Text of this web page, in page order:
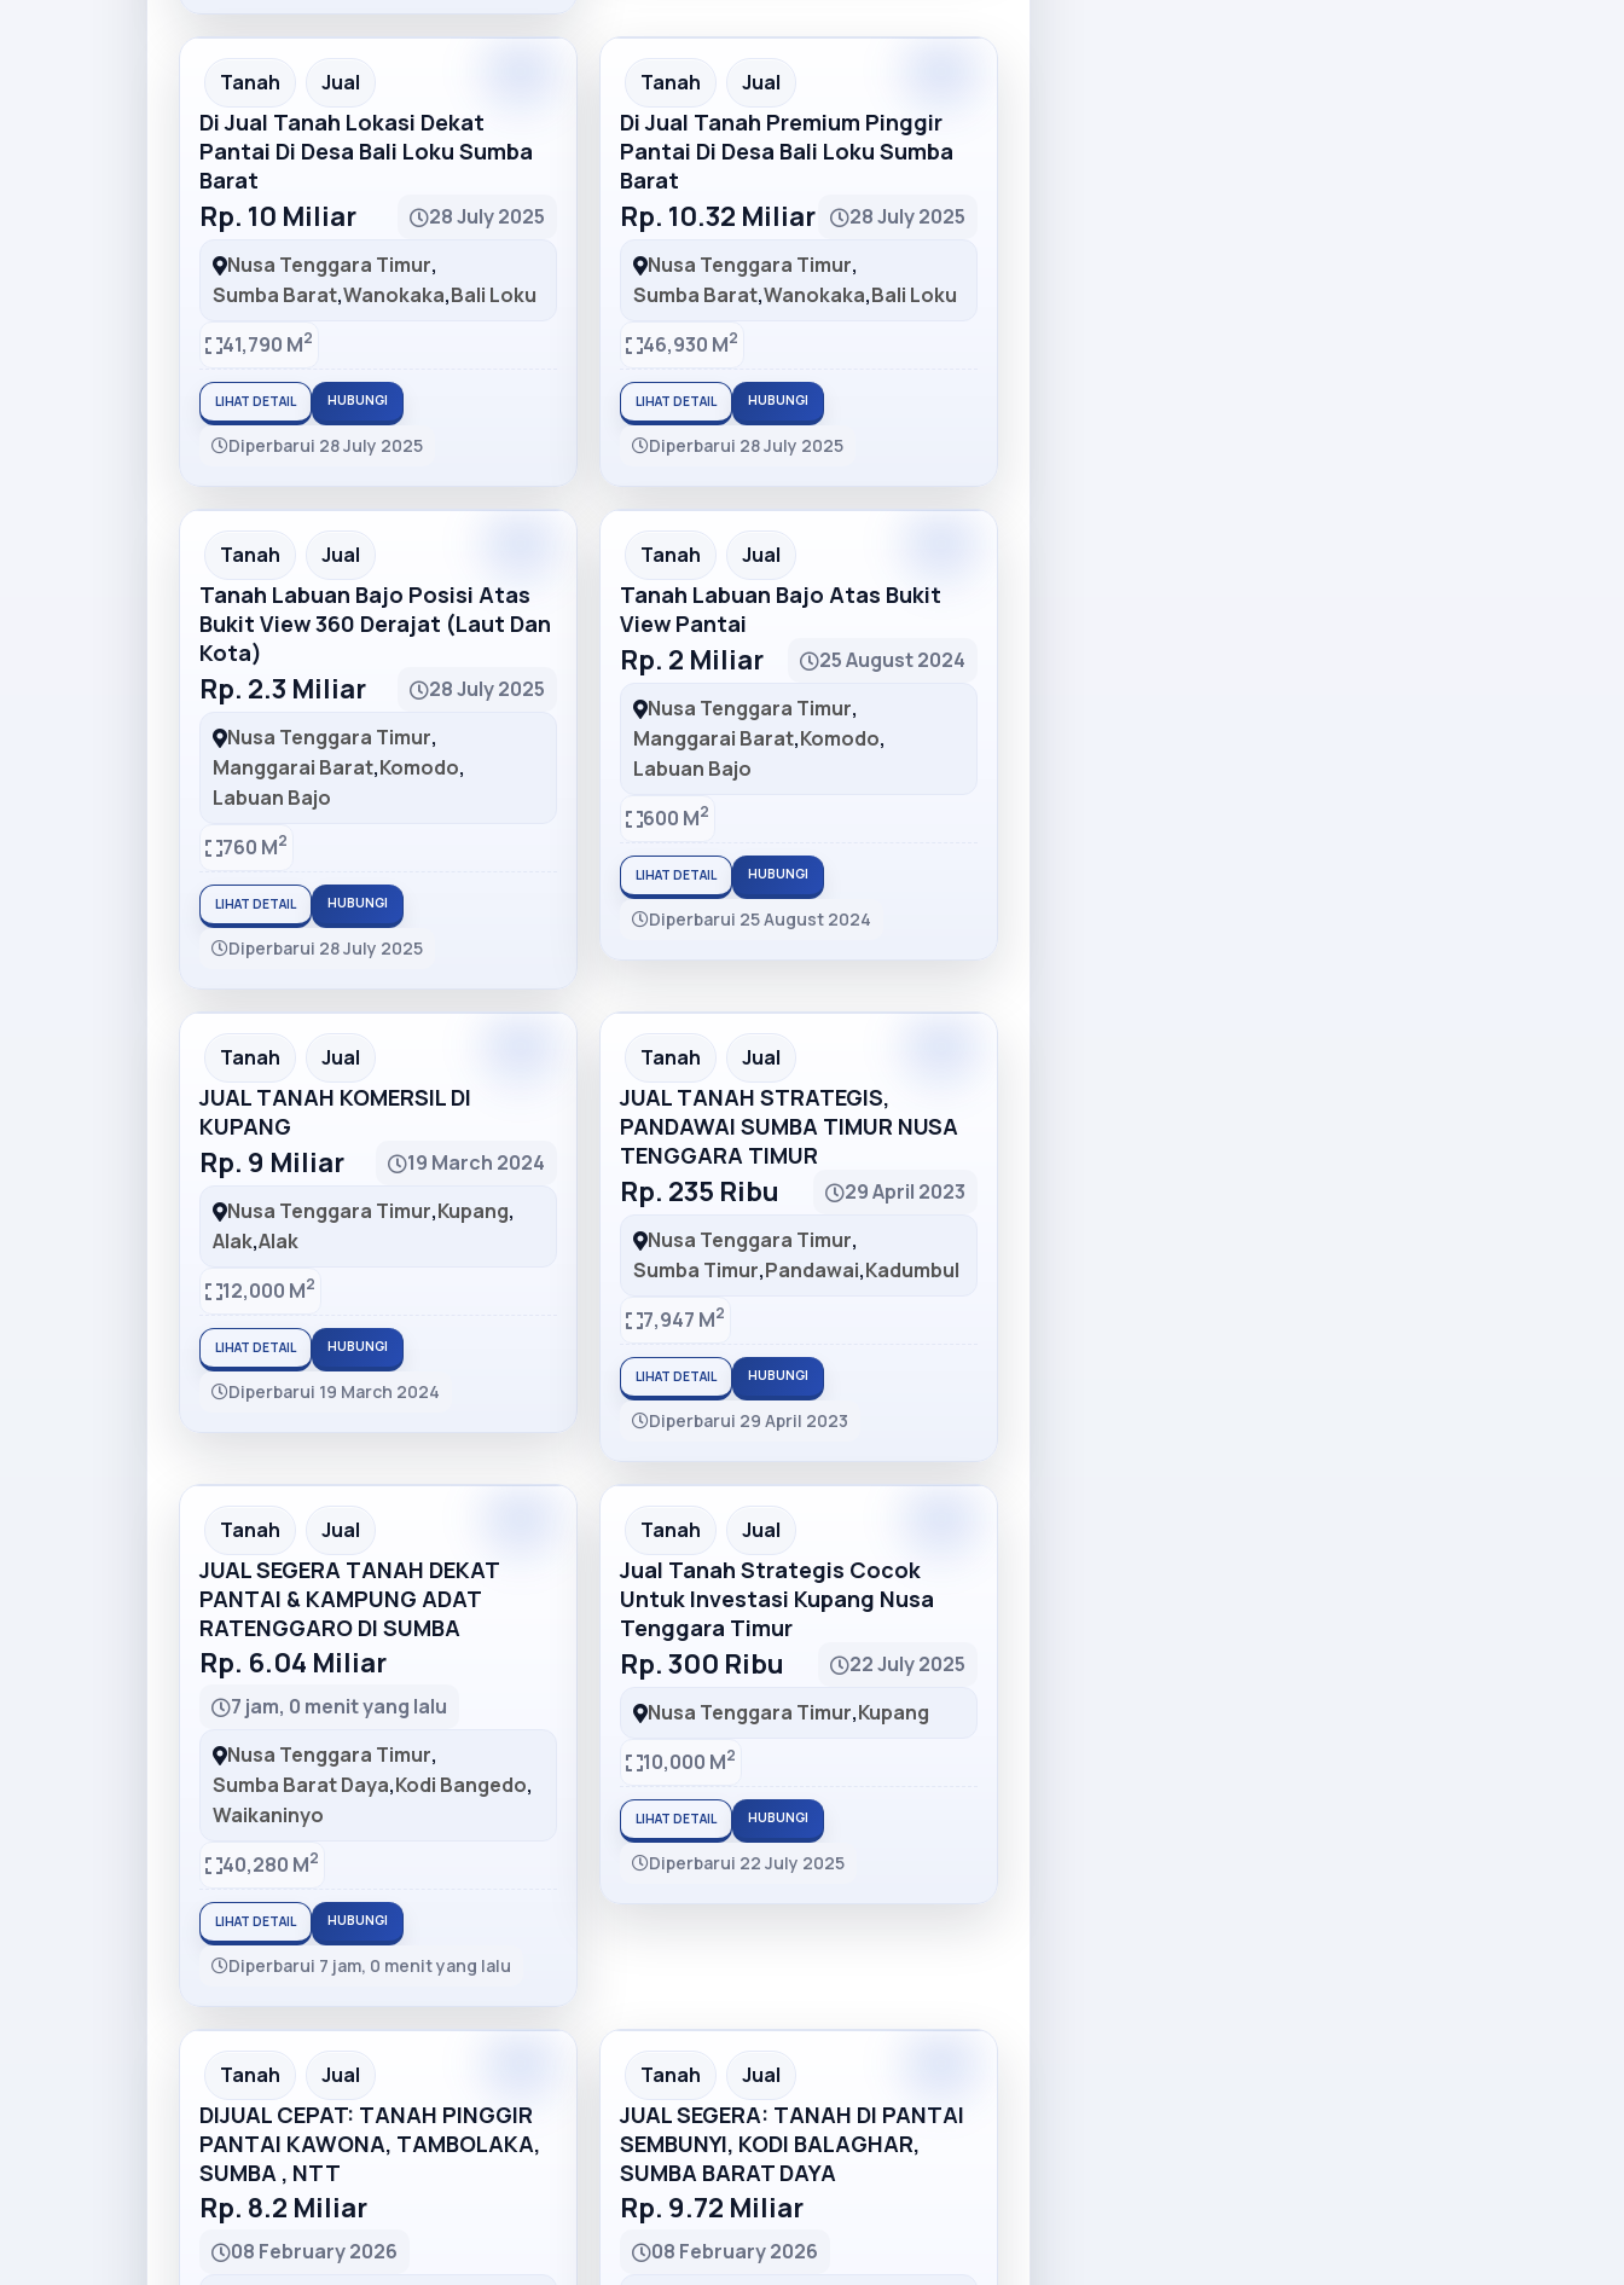
Recommended
Tanah Jual
Di Jual Tanah Lokasi Dekat
Pantai Di Desa Bali Loku Sumba
Barat
Rp. 10 Miliar
28 July 2025
Nusa Tenggara Timur,
Sumba Barat,Wanokaka,Bali Loku
41,790 M2
LIHAT DETAIL HUBUNGI
Diperbarui 28 July 2025
Recommended
Tanah Jual
Di Jual Tanah Premium Pinggir
Pantai Di Desa Bali Loku Sumba
Barat
Rp. 10.32 Miliar
28 July 2025
Nusa Tenggara Timur,
Sumba Barat,Wanokaka,Bali Loku
46,930 M2
LIHAT DETAIL HUBUNGI
Diperbarui 28 July 2025
Recommended
Tanah Jual
Tanah Labuan Bajo Posisi Atas
Bukit View 360 Derajat (Laut Dan
Kota)
Rp. 2.3 Miliar
28 July 2025
Nusa Tenggara Timur,
Manggarai Barat,Komodo,
Labuan Bajo
760 M2
LIHAT DETAIL HUBUNGI
Diperbarui 28 July 2025
Recommended
Tanah Jual
Tanah Labuan Bajo Atas Bukit
View Pantai
Rp. 2 Miliar
25 August 2024
Nusa Tenggara Timur,
Manggarai Barat,Komodo,
Labuan Bajo
600 M2
LIHAT DETAIL HUBUNGI
Diperbarui 25 August 2024
Tanah Jual
JUAL TANAH KOMERSIL DI
KUPANG
Rp. 9 Miliar
19 March 2024
Nusa Tenggara Timur,Kupang,
Alak,Alak
12,000 M2
LIHAT DETAIL HUBUNGI
Diperbarui 19 March 2024
Recommended
Tanah Jual
JUAL TANAH STRATEGIS,
PANDAWAI SUMBA TIMUR NUSA
TENGGARA TIMUR
Rp. 235 Ribu
29 April 2023
Nusa Tenggara Timur,
Sumba Timur,Pandawai,Kadumbul
7,947 M2
LIHAT DETAIL HUBUNGI
Diperbarui 29 April 2023
Tanah Jual
JUAL SEGERA TANAH DEKAT
PANTAI & KAMPUNG ADAT
RATENGGARO DI SUMBA
Rp. 6.04 Miliar
7 jam, 0 menit yang lalu
Nusa Tenggara Timur,
Sumba Barat Daya,Kodi Bangedo,
Waikaninyo
40,280 M2
LIHAT DETAIL HUBUNGI
Diperbarui 7 jam, 0 menit yang lalu
Tanah Jual
Jual Tanah Strategis Cocok
Untuk Investasi Kupang Nusa
Tenggara Timur
Rp. 300 Ribu
22 July 2025
Nusa Tenggara Timur,Kupang
10,000 M2
LIHAT DETAIL HUBUNGI
Diperbarui 22 July 2025
Tanah Jual
DIJUAL CEPAT: TANAH PINGGIR
PANTAI KAWONA, TAMBOLAKA,
SUMBA , NTT
Rp. 8.2 Miliar
08 February 2026
Tanah Jual
JUAL SEGERA: TANAH DI PANTAI
SEMBUNYI, KODI BALAGHAR,
SUMBA BARAT DAYA
Rp. 9.72 Miliar
08 February 2026